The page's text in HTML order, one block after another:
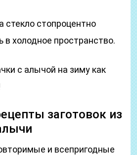
стекло стопроцентно
в холодное пространство.
с алычой на зиму как
заготовок из
и всепригодные